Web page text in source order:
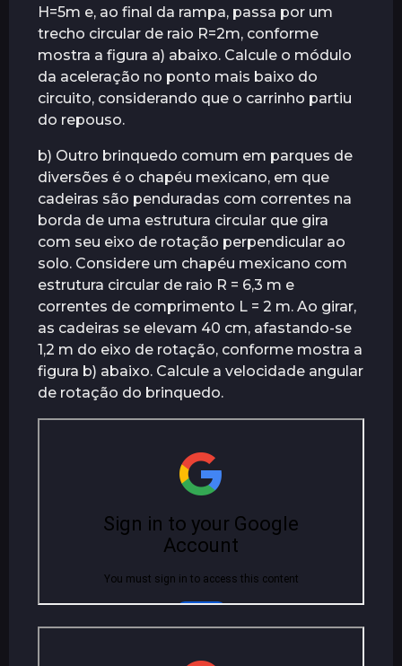
H=5m e, ao final da rampa, passa por um
trecho circular de raio R=2m, conforme
mostra a figura a) abaixo. Calcule o módulo
da aceleração no ponto mais baixo do
circuito, considerando que o carrinho partiu
do repouso.
b) Outro brinquedo comum em parques de
diversões é o chapéu mexicano, em que
cadeiras são penduradas com correntes na
borda de uma estrutura circular que gira
com seu eixo de rotação perpendicular ao
solo. Considere um chapéu mexicano com
estrutura circular de raio R = 6,3 m e
correntes de comprimento L = 2 m. Ao girar,
as cadeiras se elevam 40 cm, afastando-se
1,2 m do eixo de rotação, conforme mostra a
figura b) abaixo. Calcule a velocidade angular
de rotação do brinquedo.